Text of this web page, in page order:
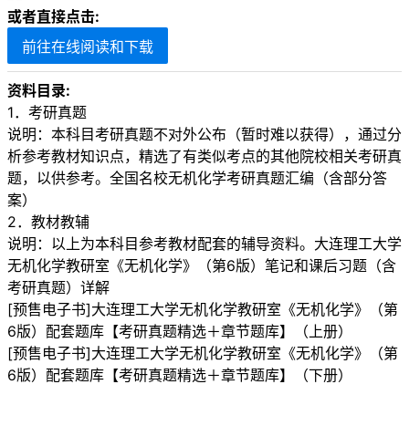
或者直接点击:
前往在线阅读和下载
资料目录:
1．考研真题
说明：本科目考研真题不对外公布（暂时难以获得），通过分
析参考教材知识点，精选了有类似考点的其他院校相关考研真
题，以供参考。全国名校无机化学考研真题汇编（含部分答
案）
2．教材教辅
说明：以上为本科目参考教材配套的辅导资料。大连理工大学
无机化学教研室《无机化学》（第6版）笔记和课后习题（含
考研真题）详解
[预售电子书]大连理工大学无机化学教研室《无机化学》（第
6版）配套题库【考研真题精选＋章节题库】（上册）
[预售电子书]大连理工大学无机化学教研室《无机化学》（第
6版）配套题库【考研真题精选＋章节题库】（下册）